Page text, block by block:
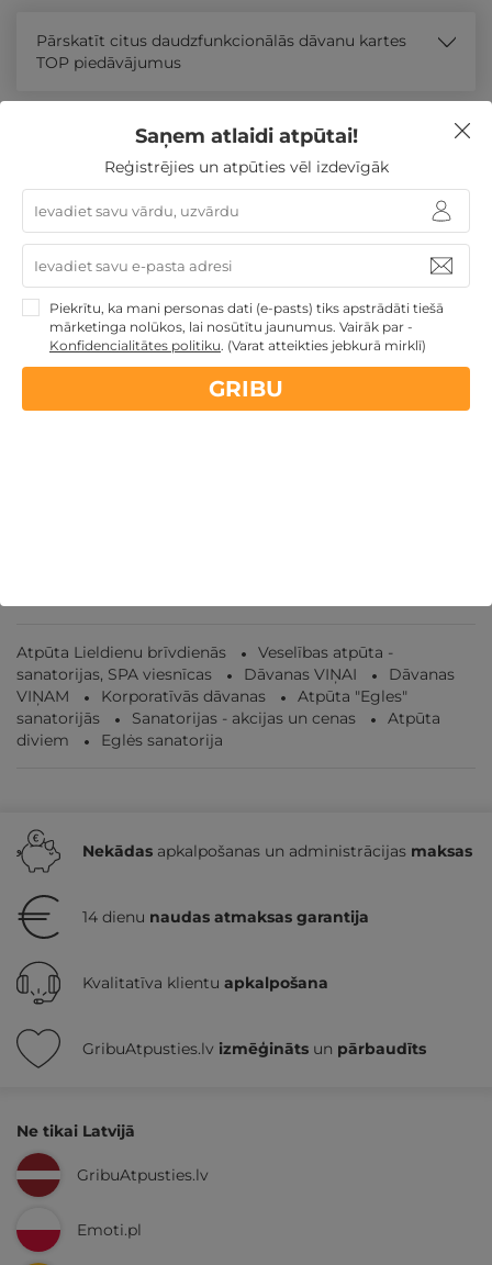
Atpūtas piedāvājums Apraksts Kontakti Noteikumi
Pārskatīt citus daudzfunkcionālās dāvanu kartes
TOP piedāvājumus
Līdzīgi atpūtas piedāvājumi
min.46sek.
ĪPAŠAIS! - 20%
Atpūta Lieldienu brīvdienās
Veselības atpūta -
sanatorijas, SPA viesnīcas
Dāvanas VIŅAI
Dāvanas
VIŅAM
Korporatīvās dāvanas
Atpūta "Egles"
sanatorijās
Sanatorijas - akcijas un cenas
Atpūta
diviem
Eglės sanatorija
Nekādas apkalpošanas un administrācijas maksas
14 dienu naudas atmaksas garantija
Kvalitatīva klientu apkalpošana
GribuAtpusties.lv izmēģināts un pārbaudīts
Ne tikai Latvijā
GribuAtpusties.lv
Emoti.pl
Saņem atlaidi atpūtai!
Reģistrējies un atpūties vēl izdevīgāk
Piekrītu, ka mani personas dati (e-pasts) tiks apstrādāti tiešā
mārketinga nolūkos, lai nosūtītu jaunumus. Vairāk par -
Konfidencialitātes politiku. (Varat atteikties jebkurā mirklī)
GRIBU